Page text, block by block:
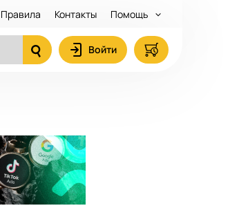
Правила Контакты Помощь
Войти